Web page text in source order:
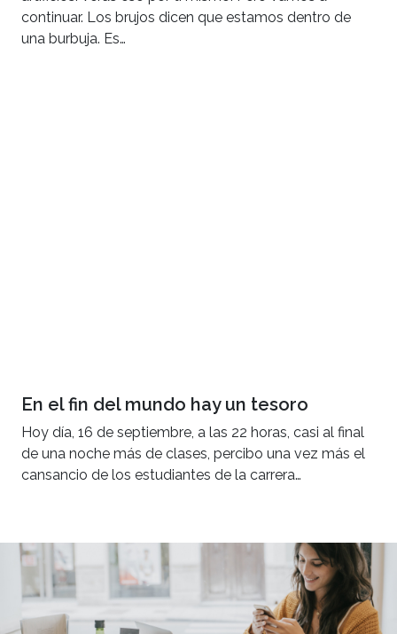
continuar. Los brujos dicen que estamos dentro de
una burbuja. Es…
En el fin del mundo hay un tesoro
Hoy día, 16 de septiembre, a las 22 horas, casi al final
de una noche más de clases, percibo una vez más el
cansancio de los estudiantes de la carrera…